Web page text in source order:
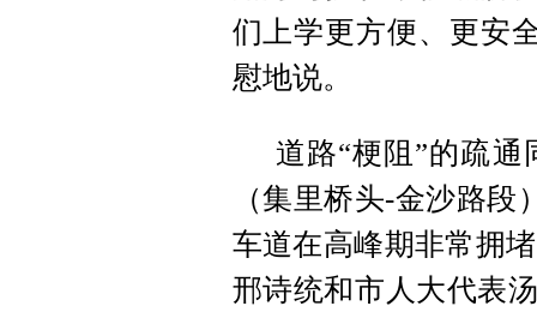
们上学更方便、更安
慰地说。
道路“梗阻”的疏
（集里桥头-金沙路
车道在高峰期非常拥
邢诗统和市人大代表